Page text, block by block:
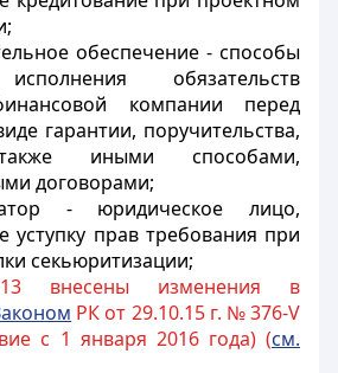
обеспечение - способы
обязательств
компании перед
гарантии, поручительства,
иными способами,
договорами;
- юридическое лицо,
уступку прав требования при
секьюритизации;
внесены изменения в
РК от 29.10.15 г. № 376-V
с 1 января 2016 года) (см.